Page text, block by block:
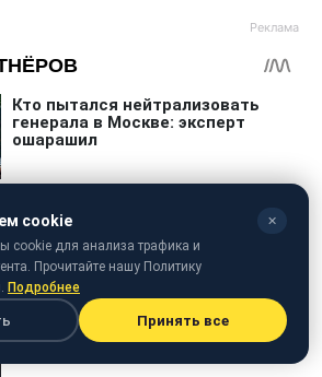
cookie ✕
cookie для анализа трафика и
Прочитайте нашу Политику
Подробнее
Принять все